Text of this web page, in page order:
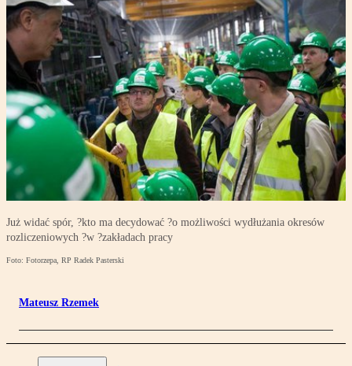
Już widać spór, ?kto ma decydować ?o możliwości wydłużania okresów
rozliczeniowych ?w ?zakładach pracy
Foto: Fotorzepa, RP Radek Pasterski
Mateusz Rzemek